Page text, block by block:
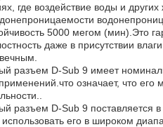
где воздействие воды и
5000 мегом (мин).Это
даже в присутствии
разъем D-Sub 9 имеет
означает, что
разъем D-Sub 9 поставляется
использовать его в широком